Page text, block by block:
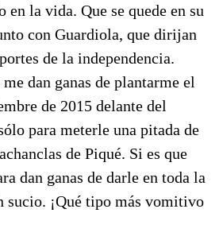
la vida. Que se quede en su
con Guardiola, que dirijan
de la independencia.
dan ganas de plantarme el
de 2015 delante del
para meterle una pitada de
de Piqué. Si es que
dan ganas de darle en toda la
sucio. ¡Qué tipo más vomitivo